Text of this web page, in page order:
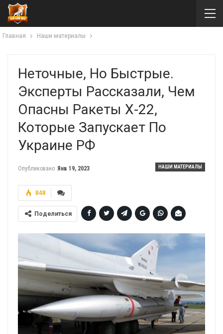
Главная Наши материалы
Неточные, Но Быстрые.
Эксперты Рассказали, Чем
Опасны Ракеты Х-22,
Которые Запускает По
Украине РФ
НАШИ МАТЕРИАЛЫ
Опубликовано Янв 19, 2023
848
Поделиться